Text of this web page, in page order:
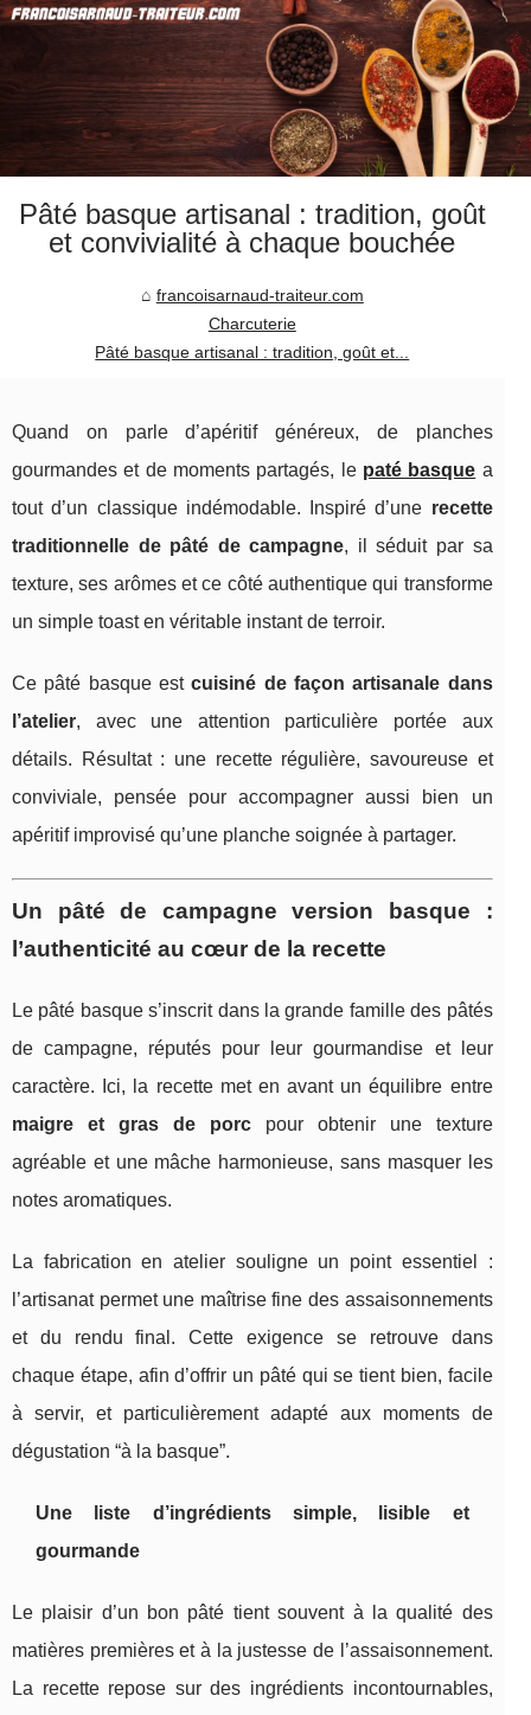
Pâté basque artisanal : tradition, goût
et convivialité à chaque bouchée
francoisarnaud-traiteur.com
Charcuterie
Pâté basque artisanal : tradition, goût et...
Quand on parle d’apéritif généreux, de planches
gourmandes et de moments partagés, le paté basque a
tout d’un classique indémodable. Inspiré d’une recette
traditionnelle de pâté de campagne, il séduit par sa
texture, ses arômes et ce côté authentique qui transforme
un simple toast en véritable instant de terroir.
Ce pâté basque estcuisiné de façon artisanale dans
l’atelier, avec une attention particulière portée aux
détails. Résultat : une recette régulière, savoureuse et
conviviale, pensée pour accompagner aussi bien un
apéritif improvisé qu’une planche soignée à partager.
Un pâté de campagne version basque :
l’authenticité au cœur de la recette
Le pâté basque s’inscrit dans la grande famille des pâtés
de campagne, réputés pour leur gourmandise et leur
caractère. Ici, la recette met en avant un équilibre entre
maigre et gras de porcpour obtenir une texture
agréable et une mâche harmonieuse, sans masquer les
notes aromatiques.
La fabrication en atelier souligne un point essentiel :
l’artisanat permet une maîtrise fine des assaisonnements
et du rendu final. Cette exigence se retrouve dans
chaque étape, afin d’offrir un pâté qui se tient bien, facile
à servir, et particulièrement adapté aux moments de
dégustation “à la basque”.
Une liste d’ingrédients simple, lisible et
gourmande
Le plaisir d’un bon pâté tient souvent à la qualité des
matières premières et à la justesse de l’assaisonnement.
La recette repose sur des ingrédients incontournables,